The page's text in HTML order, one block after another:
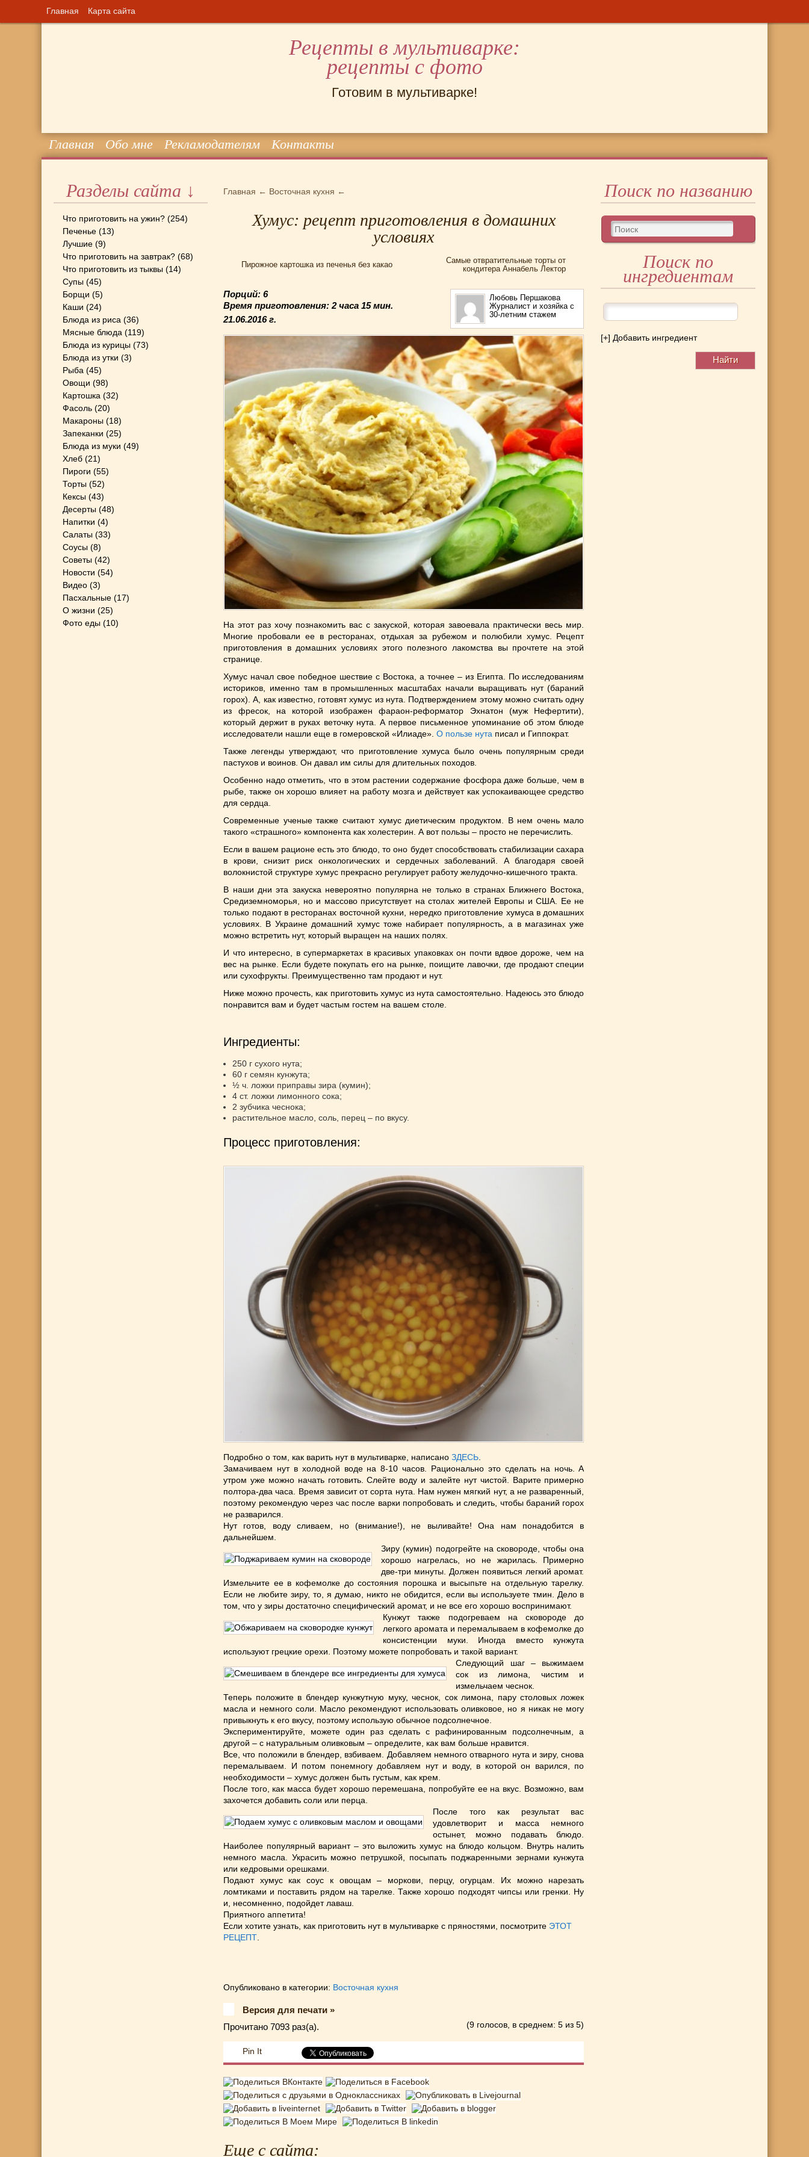
Главная Карта сайта
Рецепты в мультиварке:
рецепты с фото
Готовим в мультиварке!
Главная Обо мне Рекламодателям Контакты
Главная ← Восточная кухня ←
Хумус: рецепт приготовления в домашних
условиях
Пирожное картошка из печенья без какао
Самые отвратительные торты от
кондитера Аннабель Лектор
Порций: 6
Время приготовления:2 часа 15 мин.
21.06.2016г.
Любовь Першакова
Журналист и хозяйка с
30-летним стажем
На этот раз хочу познакомить вас с закуской, которая завоевала практически весь мир.
Многие пробовали ее в ресторанах, отдыхая за рубежом и полюбили хумус. Рецепт
приготовления в домашних условиях этого полезного лакомства вы прочтете на этой
странице.
Хумус начал свое победное шествие с Востока, а точнее – из Египта. По исследованиям
историков, именно там в промышленных масштабах начали выращивать нут (бараний
горох). А, как известно, готовят хумус из нута. Подтверждением этому можно считать одну
из фресок, на которой изображен фараон-реформатор Эхнатон (муж Нефертити),
который держит в руках веточку нута. А первое письменное упоминание об этом блюде
исследователи нашли еще в гомеровской «Илиаде».О пользе нута писал и Гиппократ.
Также легенды утверждают, что приготовление хумуса было очень популярным среди
пастухов и воинов. Он давал им силы для длительных походов.
Особенно надо отметить, что в этом растении содержание фосфора даже больше, чем в
рыбе, также он хорошо влияет на работу мозга и действует как успокаивающее средство
для сердца.
Современные ученые также считают хумус диетическим продуктом. В нем очень мало
такого «страшного» компонента как холестерин. А вот пользы – просто не перечислить.
Если в вашем рационе есть это блюдо, то оно будет способствовать стабилизации сахара
в крови, снизит риск онкологических и сердечных заболеваний. А благодаря своей
волокнистой структуре хумус прекрасно регулирует работу желудочно-кишечного тракта.
В наши дни эта закуска невероятно популярна не только в странах Ближнего Востока,
Средиземноморья, но и массово присутствует на столах жителей Европы и США. Ее не
только подают в ресторанах восточной кухни, нередко приготовление хумуса в домашних
условиях. В Украине домашний хумус тоже набирает популярность, а в магазинах уже
можно встретить нут, который выращен на наших полях.
И что интересно, в супермаркетах в красивых упаковках он почти вдвое дороже, чем на
вес на рынке. Если будете покупать его на рынке, поищите лавочки, где продают специи
или сухофрукты. Преимущественно там продают и нут.
Ниже можно прочесть, как приготовить хумус из нута самостоятельно. Надеюсь это блюдо
понравится вам и будет частым гостем на вашем столе.
Ингредиенты:
250 г сухого нута;
60 г семян кунжута;
½ ч. ложки приправы зира (кумин);
4 ст. ложки лимонного сока;
2 зубчика чеснока;
растительное масло, соль, перец – по вкусу.
Процесс приготовления:
Подробно о том, как варить нут в мультиварке, написаноЗДЕСЬ
Замачиваем нут в холодной воде на 8-10 часов. Рационально это сделать на ночь. А
утром уже можно начать готовить. Слейте воду и залейте нут чистой. Варите примерно
полтора-два часа. Время зависит от сорта нута. Нам нужен мягкий нут, а не разваренный,
поэтому рекомендую через час после варки попробовать и следить, чтобы бараний горох
не разварился.
Нут готов, воду сливаем, но (внимание!), не выливайте! Она нам понадобится в
дальнейшем.
Зиру (кумин) подогрейте на сковороде, чтобы она
хорошо нагрелась, но не жарилась. Примерно
две-три минуты. Должен появиться легкий аромат.
Измельчите ее в кофемолке до состояния порошка и высыпьте на отдельную тарелку.
Если не любите зиру, то, я думаю, никто не обидится, если вы используете тмин. Дело в
том, что у зиры достаточно специфический аромат, и не все его хорошо воспринимают.
Кунжут также подогреваем на сковороде до
легкого аромата и перемалываем в кофемолке до
консистенции муки. Иногда вместо кунжута
используют грецкие орехи. Поэтому можете попробовать и такой вариант.
Следующий шаг – выжимаем
сок из лимона, чистим и
измельчаем чеснок.
Теперь положите в блендер кунжутную муку, чеснок, сок лимона, пару столовых ложек
масла и немного соли. Масло рекомендуют использовать оливковое, но я никак не могу
привыкнуть к его вкусу, поэтому использую обычное подсолнечное.
Экспериментируйте, можете один раз сделать с рафинированным подсолнечным, а
другой – с натуральным оливковым – определите, как вам больше нравится.
Все, что положили в блендер, взбиваем. Добавляем немного отварного нута и зиру, снова
перемалываем. И потом понемногу добавляем нут и воду, в которой он варился, по
необходимости – хумус должен быть густым, как крем.
После того, как масса будет хорошо перемешана, попробуйте ее на вкус. Возможно, вам
захочется добавить соли или перца.
После того как результат вас
удовлетворит и масса немного
остынет, можно подавать блюдо.
Наиболее популярный вариант – это выложить хумус на блюдо кольцом. Внутрь налить
немного масла. Украсить можно петрушкой, посыпать поджаренными зернами кунжута
или кедровыми орешками.
Подают хумус как соус к овощам – моркови, перцу, огурцам. Их можно нарезать
ломтиками и поставить рядом на тарелке. Также хорошо подходят чипсы или гренки. Ну
и, несомненно, подойдет лаваш.
Приятного аппетита!
Если хотите узнать, как приготовить нут в мультиварке с пряностями, посмотрите ЭТОТ
РЕЦЕПТ
Опубликовано в категории: Восточная кухня
Версия для печати »
Прочитано 7093 раз(a).
(9 голосов, в среднем: 5 из 5)
Pin It
Еще с сайта:
Разделы сайта ↓
Что приготовить на ужин? (254)
Печенье (13)
Лучшие (9)
Что приготовить на завтрак? (68)
Что приготовить из тыквы (14)
Супы (45)
Борщи (5)
Каши (24)
Блюда из риса (36)
Мясные блюда (119)
Блюда из курицы (73)
Блюда из утки (3)
Рыба (45)
Овощи (98)
Картошка (32)
Фасоль (20)
Макароны (18)
Запеканки (25)
Блюда из муки (49)
Хлеб (21)
Пироги (55)
Торты (52)
Кексы (43)
Десерты (48)
Напитки (4)
Салаты (33)
Соусы (8)
Советы (42)
Новости (54)
Видео (3)
Пасхальные (17)
О жизни (25)
Фото еды (10)
Поиск по названию
Поиск по
ингредиентам
[+] Добавить ингредиент